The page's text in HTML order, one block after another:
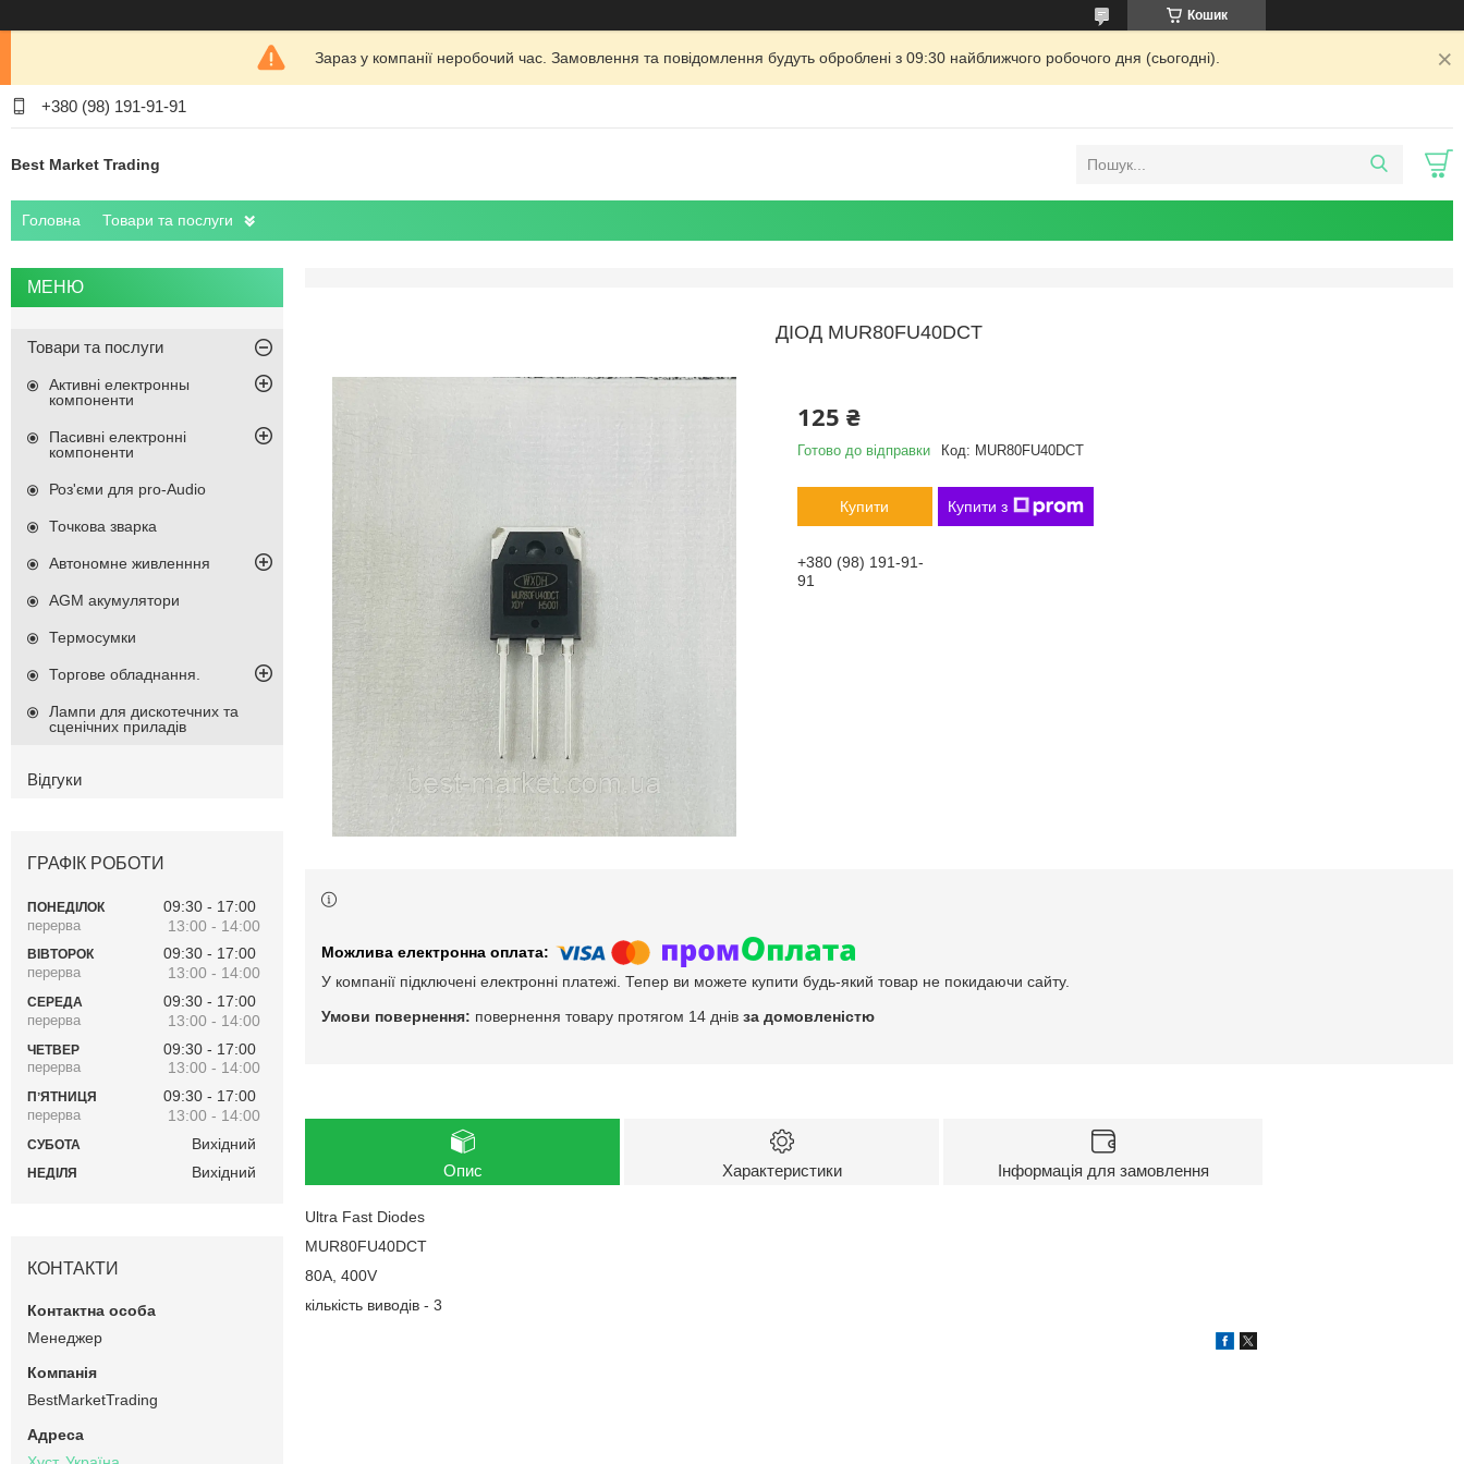
Кошик
Зараз у компанії неробочий час. Замовлення та повідомлення будуть оброблені з 09:30 найближчого робочого дня (сьогодні).
+380 (98) 191-91-91
Best Market Trading
Головна Товари та послуги
ДІОД MUR80FU40DCT
125 ₴
Готово до відправки Код: MUR80FU40DCT
Купити Купити з
+380 (98) 191-91-
91
У компанії підключені електронні платежі. Тепер ви можете купити будь-який товар не покидаючи сайту.
повернення товару протягом 14 днів за домовленістю
Опис Характеристики Інформація для замовлення
Ultra Fast Diodes
MUR80FU40DCT
80А, 400V
кількість виводів - 3
Товари та послуги
Активні електронны
компоненти
Пасивні електронні
компоненти
Роз'єми для pro-Audio
Точкова зварка
Автономне живленння
AGM акумулятори
Термосумки
Торгове обладнання.
Лампи для дискотечних та
сценічних приладів
Відгуки
ГРАФІК РОБОТИ
ПОНЕДІЛОК 09:30
17:00
13:00
14:00
ВІВТОРОК 09:30
17:00
13:00
14:00
СЕРЕДА 09:30
17:00
13:00
14:00
ЧЕТВЕР 09:30
17:00
13:00
14:00
ПʼЯТНИЦЯ 09:30
17:00
13:00
14:00
СУБОТА Вихідний
НЕДІЛЯ Вихідний
КОНТАКТИ
Менеджер
BestMarketTrading